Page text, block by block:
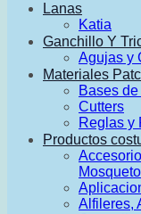
Lanas
Katia
Ganchillo Y
Agujas y
Materiales
Bases
Cutters
Reglas y
Productos
Alfileres,